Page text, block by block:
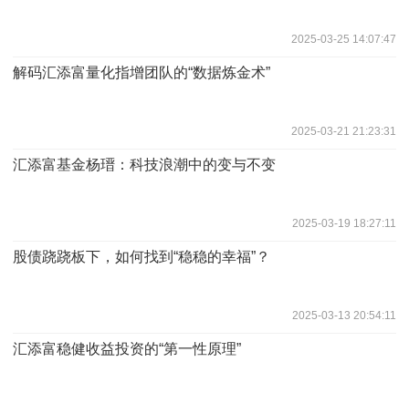
2025-03-25 14:07:47
解码汇添富量化指增团队的“数据炼金术”
2025-03-21 21:23:31
汇添富基金杨瑨：科技浪潮中的变与不变
2025-03-19 18:27:11
股债跷跷板下，如何找到“稳稳的幸福”？
2025-03-13 20:54:11
汇添富稳健收益投资的“第一性原理”